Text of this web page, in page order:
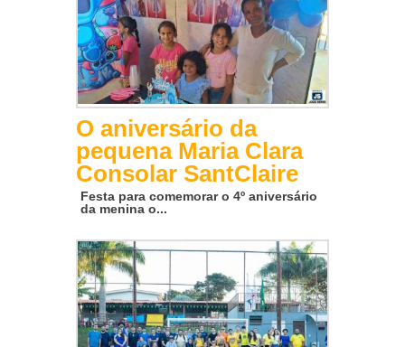
O aniversário da
pequena Maria Clara
Consolar SantClaire
Festa para comemorar o 4º aniversário
da menina o...